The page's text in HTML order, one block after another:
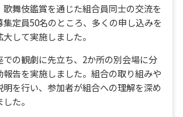
舞伎鑑賞を通じた組合員同士の交流を
集定員50名のところ、多くの申し込みを
して実施しました。
での観劇に先立ち、2か所の別会場に分
報告を実施しました。組合の取り組みや
を行い、参加者が組合への理解を深め
た。